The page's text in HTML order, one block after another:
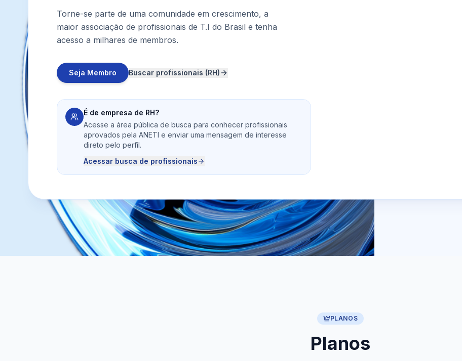
Torne-se parte de uma comunidade em crescimento, a
maior associação de profissionais de T.I do Brasil e tenha
acesso a milhares de membros.
Seja Membro Buscar profissionais (RH)
É de empresa de RH?
Acesse a área pública de busca para conhecer profissionais
aprovados pela ANETI e enviar uma mensagem de interesse
direto pelo perfil.
Acessar busca de profissionais
PLANOS
Planos